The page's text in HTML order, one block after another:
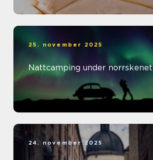
25. november 2025
Nattcamping under norrskenet
24. november 2025